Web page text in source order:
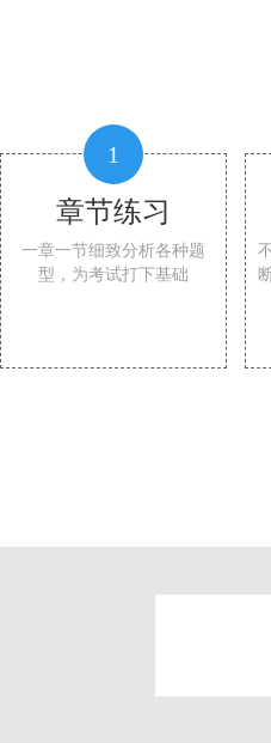
1
章节练习
一章一节细致分析各种题
型，为考试打下基础